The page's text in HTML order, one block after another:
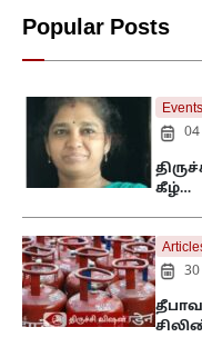
Popular Posts
Events
04
கீழ்…
30